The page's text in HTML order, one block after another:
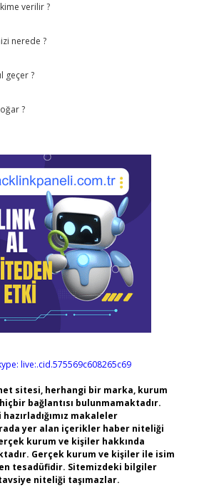
verilir ?
nerede ?
geçer ?
?
live:.cid.575569c608265c69
sitesi, herhangi bir marka, kurum
bağlantısı bulunmamaktadır.
makaleler
yer alan içerikler haber niteliği
kurum ve kişiler hakkında
Gerçek kurum ve kişiler ile isim
tesadüfidir. Sitemizdeki bilgiler
niteliği taşımazlar.